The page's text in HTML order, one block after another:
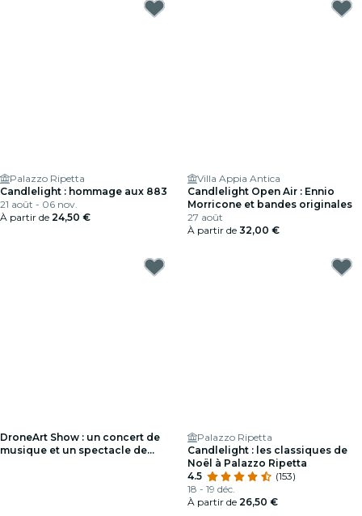
Palazzo Ripetta
Candlelight : hommage aux 883
21 août - 06 nov.
À partir de 24,50 €
Villa Appia Antica
Candlelight Open Air : Ennio
Morricone et bandes originales
27 août
À partir de 32,00 €
DroneArt Show : un concert de
musique et un spectacle de
Palazzo Ripetta
Candlelight : les classiques de
Noël à Palazzo Ripetta
4.5
(153)
18 - 19 déc.
À partir de 26,50 €